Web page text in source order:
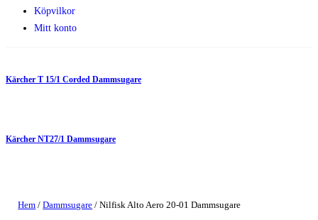
Köpvilkor
Mitt konto
Kärcher T 15/1 Corded Dammsugare
Kärcher NT27/1 Dammsugare
Hem /Dammsugare / Nilfisk Alto Aero 20-01 Dammsugare